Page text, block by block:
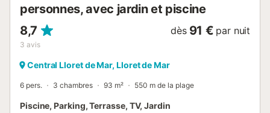
personnes, avec jardin et piscine
8,7
3 avis
dès 91 € par nuit
Central Lloret de Mar, Lloret de Mar
6 pers. 3 chambres 93 m² 550 m de la plage
Piscine, Parking, Terrasse, TV, Jardin